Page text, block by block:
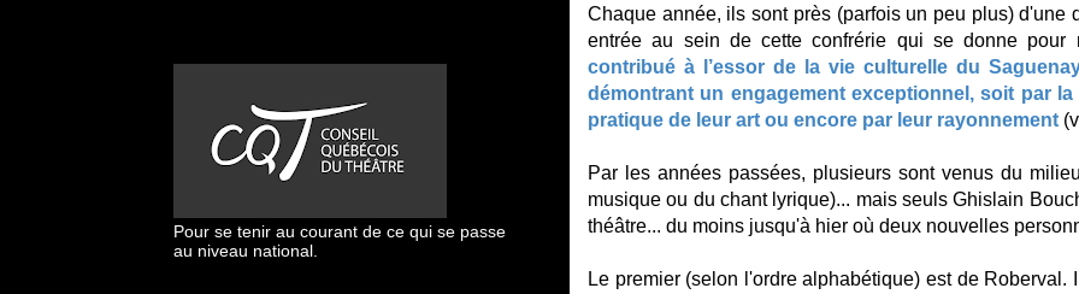
Chaque année, ils sont près (parfois un peu plus)
entrée au sein de cette confrérie qui se donne pour
contribué à l’essor de la vie culturelle du
démontrant un engagement exceptionnel, soit par
pratique de leur art ou encore par leur rayonnement
Par les années passées, plusieurs sont venus du
musique ou du chant lyrique)... mais seuls Ghislain
théâtre... du moins jusqu'à hier où deux nouvelles
Le premier (selon l'ordre alphabétique) est de
Pour se tenir au courant de ce qui se passe
au niveau national.